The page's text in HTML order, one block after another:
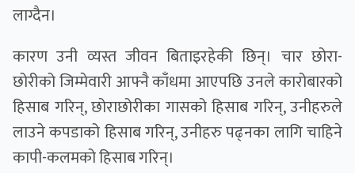
लाग्दैन।
कारण उनी व्यस्त जीवन बिताइरहेकी छिन्। चार छोरा-
छोरीको जिम्मेवारी आफ्नै काँधमा आएपछि उनले कारोबारको
हिसाब गरिन्, छोराछोरीका गासको हिसाब गरिन्, उनीहरुले
लाउने कपडाको हिसाब गरिन्, उनीहरु पढ्नका लागि चाहिने
कापी-कलमको हिसाब गरिन्।